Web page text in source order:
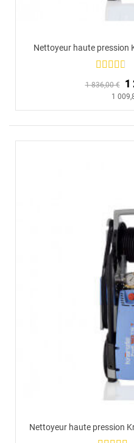
Nettoyeur haute pression
1 836,00 € 1
1
Nettoyeur haute pression